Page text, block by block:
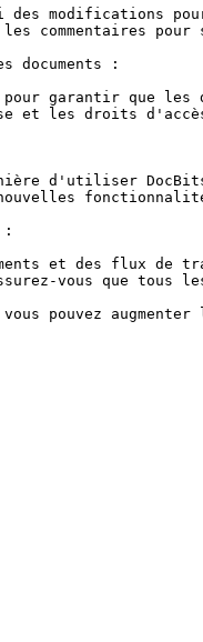
modifications
et les
documents :
garantir que les
et les droits
d'utiliser
:
et des flux
vous que tous
pouvez